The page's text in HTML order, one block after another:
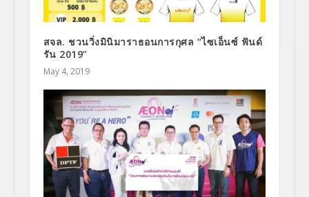
สจล. ชวนวิ่งมินิมาราธอนการกุศล “ไซเอ็นซ์ ฟันด์
รัน 2019”
May 4, 2019